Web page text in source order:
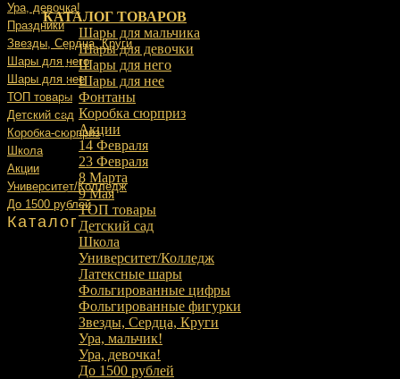
Ура, девочка!
Праздники
Звезды, Сердца, Круги
Шары для него
Шары для нее
ТОП товары
Детский сад
Коробка-сюрприз
Школа
Акции
Университет/Колледж
До 1500 рублей
Каталог
КАТАЛОГ ТОВАРОВ
Шары для мальчика
Шары для девочки
Шары для него
Шары для нее
Фонтаны
Коробка сюрприз
Акции
14 Февраля
23 Февраля
8 Марта
9 Мая
ТОП товары
Детский сад
Школа
Университет/Колледж
Латексные шары
Фольгированные цифры
Фольгированные фигурки
Звезды, Сердца, Круги
Ура, мальчик!
Ура, девочка!
До 1500 рублей